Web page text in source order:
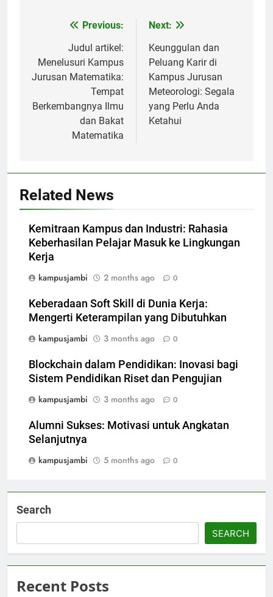
navigation
Previous:
Judul artikel:
Menelusuri Kampus
Jurusan Matematika:
Tempat
Berkembangnya Ilmu
dan Bakat
Matematika
Next:
Keunggulan dan
Peluang Karir di
Kampus Jurusan
Meteorologi: Segala
yang Perlu Anda
Ketahui
Related News
Kemitraan Kampus dan Industri: Rahasia
Keberhasilan Pelajar Masuk ke Lingkungan
Kerja
kampusjambi
2 months ago 0
Keberadaan Soft Skill di Dunia Kerja:
Mengerti Keterampilan yang Dibutuhkan
kampusjambi
3 months ago 0
Blockchain dalam Pendidikan: Inovasi bagi
Sistem Pendidikan Riset dan Pengujian
kampusjambi
3 months ago 0
Alumni Sukses: Motivasi untuk Angkatan
Selanjutnya
kampusjambi
5 months ago 0
Search
SEARCH
Recent Posts